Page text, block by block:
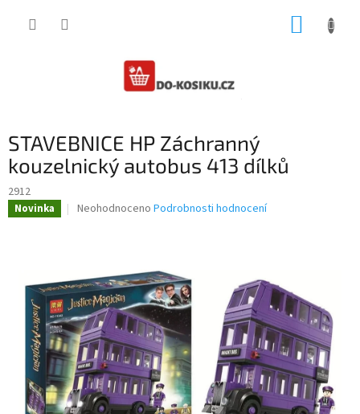
STAVEBNICE HP Záchranný
kouzelnický autobus 413 dílků
2912
Novinka
Průměrné
z
5
hvězdiček.
Neohodnoceno Podrobnosti hodnocení